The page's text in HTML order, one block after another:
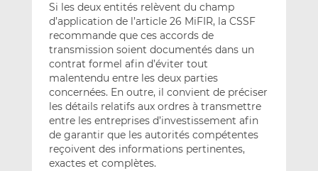
Si les deux entités relèvent du champ
d’application de l’article 26 MiFIR, la CSSF
recommande que ces accords de
transmission soient documentés dans un
contrat formel afin d’éviter tout
malentendu entre les deux parties
concernées. En outre, il convient de préciser
les détails relatifs aux ordres à transmettre
entre les entreprises d’investissement afin
de garantir que les autorités compétentes
reçoivent des informations pertinentes,
exactes et complètes.